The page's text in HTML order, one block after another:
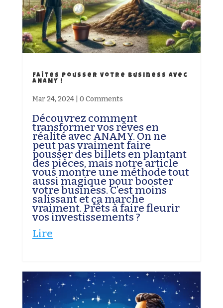
Faîtes pousser votre business avec
ANAMY !
Mar 24, 2024| 0 Comments
Découvrez comment
transformer vos rêves en
réalité avec ANAMY. On ne
peut pas vraiment faire
pousser des billets en plantant
des pièces, mais notre article
vous montre une méthode tout
aussi magique pour booster
votre business. C’est moins
salissant et ça marche
vraiment. Prêts à faire fleurir
vos investissements ?
Lire